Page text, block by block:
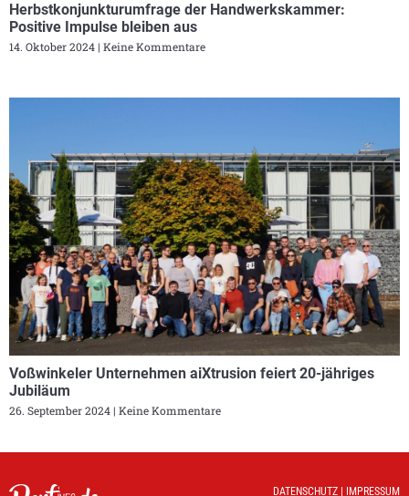
Herbstkonjunkturumfrage der Handwerkskammer:
Positive Impulse bleiben aus
14. Oktober 2024 Keine Kommentare
Voßwinkeler Unternehmen aiXtrusion feiert 20-jähriges
Jubiläum
26. September 2024 Keine Kommentare
DATENSCHUTZ | IMPRESSUM